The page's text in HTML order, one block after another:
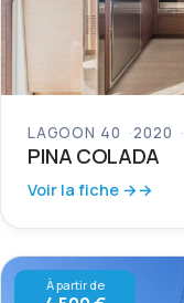
LAGOON 40 2020
PINA COLADA
Voir la fiche →
À partir de